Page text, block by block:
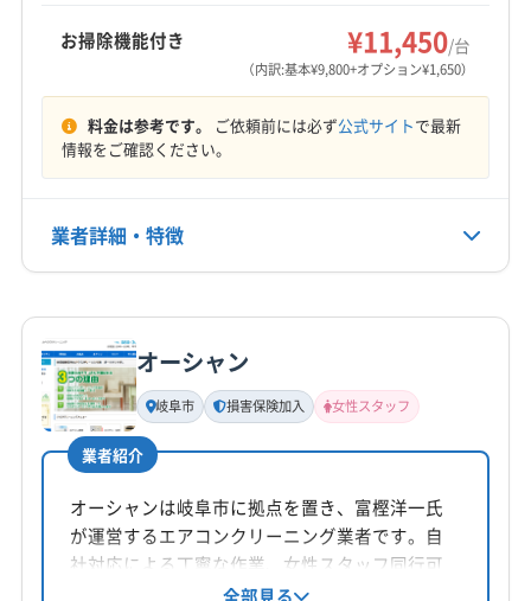
本巣郡北方町
揖斐郡池田町
揖斐郡揖斐川町
(三重県) いなべ市
(三重県) 桑名市
(三重県) 四日市市
(愛知県) あま市
(愛知県) みよし市
(愛知県) 愛西市
(愛知県) 愛知郡東郷町
(愛知県) 安城市
(愛知県) 一宮市
(愛知県) 稲沢市
(愛知県) 海部郡飛島村
(愛知県) 西春日井郡豊山町
(愛知県) 大府市
(愛知県) 丹羽郡大口町
(愛知県) 丹羽郡扶桑町
(愛知県) 知多市
(愛知県) 知立市
(愛知県) 長久手市
(愛知県) 碧南市
(愛知県) 豊橋市
(愛知県) 豊川市
(愛知県) 豊田市
(愛知県) 豊明市
(愛知県) 北名古屋市
(愛知県) 名古屋市守山区
9:00〜20:00
定休日
電話番号
公式HP
公式サイトを見る
お掃除機能付き ¥11,450/台
（内訳:基本¥9,800+オプション¥1,650）
料金は参考です。 ご依頼前には必ず公式サイトで最新
情報をご確認ください。
業者詳細・特徴
基本情報
代表者名
森亮介
所在地
岐阜県岐阜市
対応地域
可児市 海津市
オーシャン
岐阜市 損害保険加入 女性スタッフ
業者紹介
オーシャンは岐阜市に拠点を置き、富樫洋一氏
が運営するエアコンクリーニング業者です。自
社対応による丁寧な作業、女性スタッフ同行可
能、損害保険加入済みで安心。基本料金11,000円
全部見る